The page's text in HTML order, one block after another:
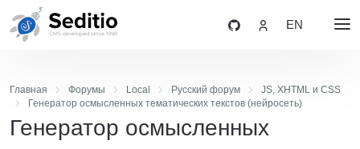
EN
Главная Форумы Local Русский форум
JS, XHTML и CSS
Генератор осмысленных тематических текстов (нейросеть)
Генератор осмысленных